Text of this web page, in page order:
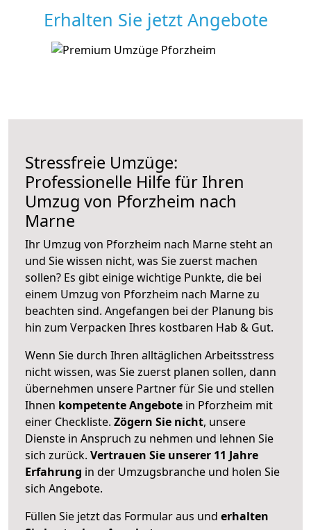
Erhalten Sie jetzt Angebote
Stressfreie Umzüge:
Professionelle Hilfe für Ihren
Umzug von Pforzheim nach
Marne
Ihr Umzug von Pforzheim nach Marne steht an
und Sie wissen nicht, was Sie zuerst machen
sollen? Es gibt einige wichtige Punkte, die bei
einem Umzug von Pforzheim nach Marne zu
beachten sind. Angefangen bei der Planung bis
hin zum Verpacken Ihres kostbaren Hab & Gut.
Wenn Sie durch Ihren alltäglichen Arbeitsstress
nicht wissen, was Sie zuerst planen sollen, dann
übernehmen unsere Partner für Sie und stellen
Ihnen kompetente Angebote in Pforzheim mit
einer Checkliste. Zögern Sie nicht, unsere
Dienste in Anspruch zu nehmen und lehnen Sie
sich zurück. Vertrauen Sie unserer 11 Jahre
Erfahrung in der Umzugsbranche und holen Sie
sich Angebote.
Füllen Sie jetzt das Formular aus und erhalten